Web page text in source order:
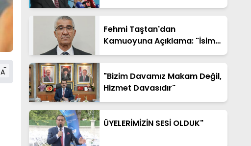
A-
Fehmi Taştan'dan
Kamuoyuna Açıklama: "İsim
Benzerliği Nedeniyle Hatalı
"Bizim Davamız Makam Değil,
Hizmet Davasıdır"
ÜYELERİMİZİN SESİ OLDUK"